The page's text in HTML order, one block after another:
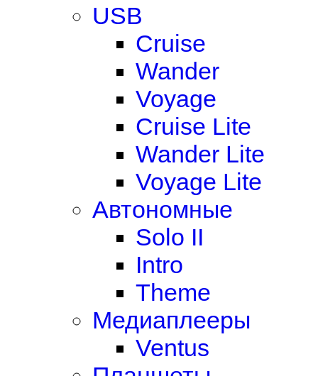
USB
Cruise
Wander
Voyage
Cruise Lite
Wander Lite
Voyage Lite
Автономные
Solo II
Intro
Theme
Медиаплееры
Ventus